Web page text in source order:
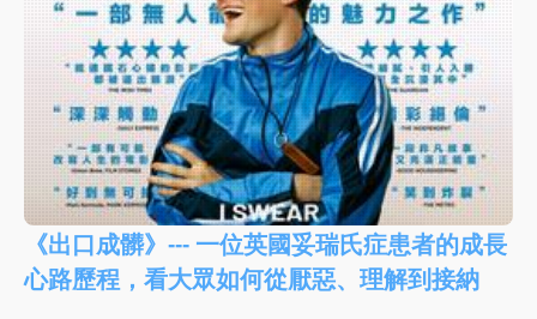
《出口成髒》--- 一位英國妥瑞氏症患者的成長
心路歷程，看大眾如何從厭惡、理解到接納